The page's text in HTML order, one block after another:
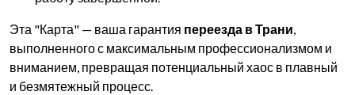
Эта "Карта" — ваша гарантия переезда в Трани,
выполненного с максимальным профессионализмом и
вниманием, превращая потенциальный хаос в плавный
и безмятежный процесс.